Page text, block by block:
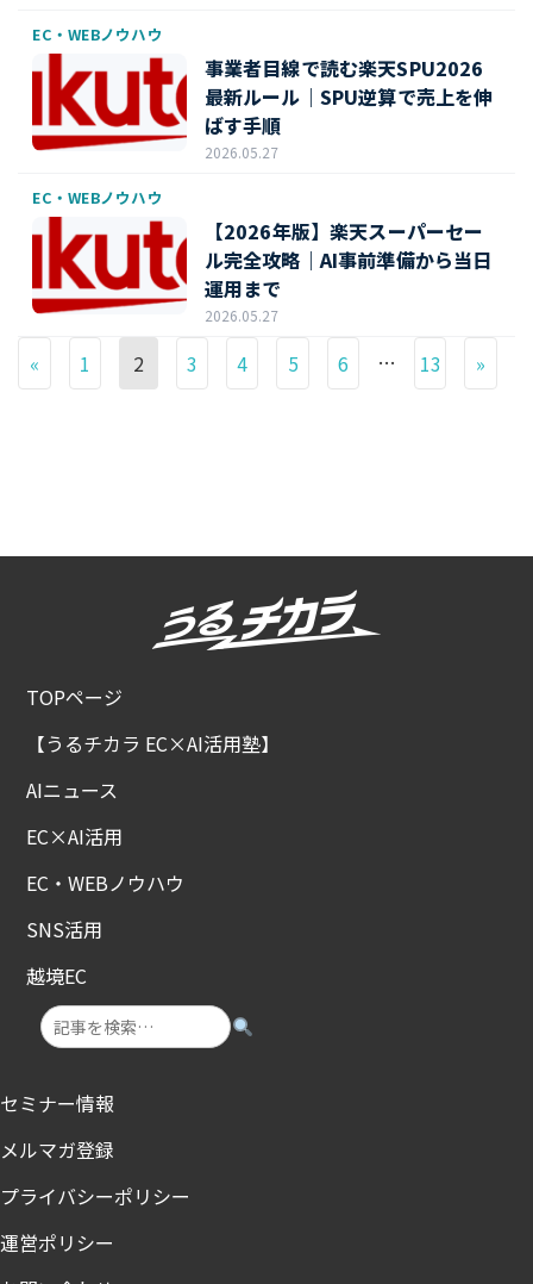
EC・WEBノウハウ
2026.05.27
事業者目線で読む楽天SPU2026
最新ルール｜SPU逆算で売上を伸
ばす手順
EC・WEBノウハウ
2026.05.27
【2026年版】楽天スーパーセー
ル完全攻略｜AI事前準備から当日
運用まで
« 1 2 3 4 5 6 … 13 »
TOPページ
【うるチカラ EC×AI活用塾】
AIニュース
EC×AI活用
EC・WEBノウハウ
SNS活用
越境EC
セミナー情報
メルマガ登録
プライバシーポリシー
運営ポリシー